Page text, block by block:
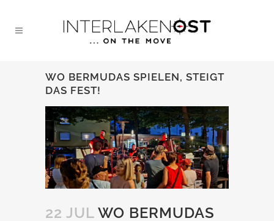
WO BERMUDAS SPIELEN, STEIGT
DAS FEST!
22 JUL WO BERMUDAS